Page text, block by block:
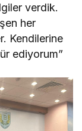
verdik.
her
Kendilerine
ediyorum”